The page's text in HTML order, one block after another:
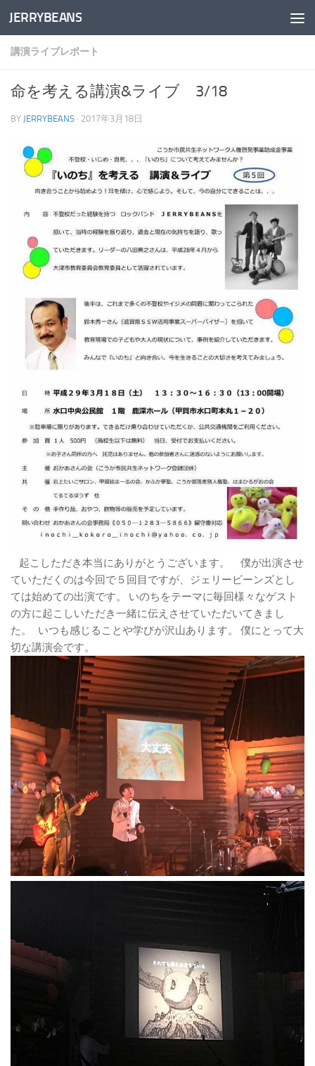
コンテンツへスキップ
JERRYBEANS
講演ライブレポート
命を考える講演&ライブ 3/18
BY JERRYBEANS · 2017年3月18日
起こしただき本当にありがとうございます。 僕が出演させ
ていただくのは今回で５回目ですが、ジェリービーンズとし
ては始めての出演です。 いのちをテーマに毎回様々なゲスト
の方に起こしいただき一緒に伝えさせていただいてきまし
た。 いつも感じることや学びが沢山あります。 僕にとって大
切な講演会です。